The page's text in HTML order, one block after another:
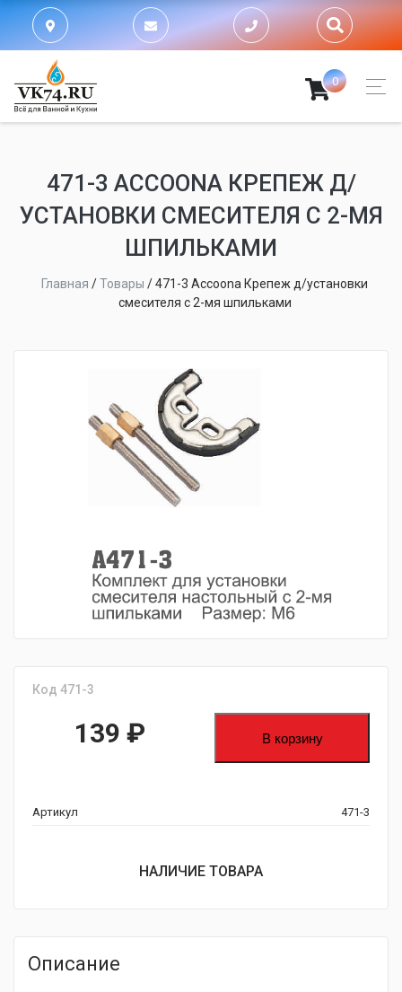
0
471-3 ACCOONA КРЕПЕЖ Д/
УСТАНОВКИ СМЕСИТЕЛЯ С 2-МЯ
ШПИЛЬКАМИ
Главная /Товары /471-3 Accoona Крепеж д/установки
смесителя с 2-мя шпильками
Код 471-3
139 ₽ В корзину
Артикул 471-3
НАЛИЧИЕ ТОВАРА
Описание